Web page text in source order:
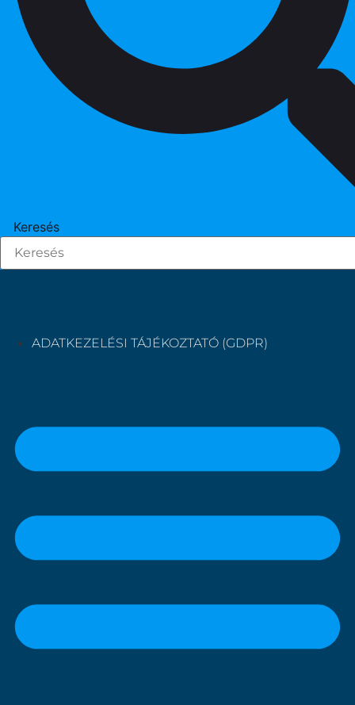
Keresés
ADATKEZELÉSI TÁJÉKOZTATÓ (GDPR)